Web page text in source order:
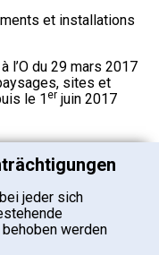
et installations
l’O du 29 mars 2017
sites et
le 1er juin 2017
jeder sich
werden